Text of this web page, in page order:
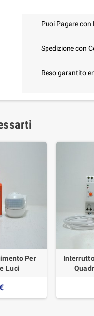
Puoi Pagare con
Spedizione con
Reso garantito
Per
Luci